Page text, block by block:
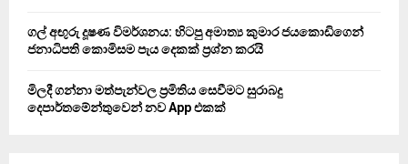
ගල් අඟුරු දූෂණ විමර්ශනය: හිටපු අමාත්‍ය කුමාර ජයකොඩිගෙන්
ජනාධිපති කොමිසම පැය දෙකක් ප්‍රශ්න කරයි
මිලදී ගන්නා මත්පැන්වල ප්‍රමිතිය සෙවීමට සුරාබදු
දෙපාර්තමේන්තුවෙන් නව App එකක්